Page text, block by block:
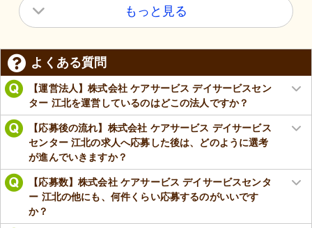
もっと見る
よくある質問
【運営法人】株式会社 ケアサービス デイサービスセン
ター 江北を運営しているのはどこの法人ですか？
【応募後の流れ】株式会社 ケアサービス デイサービス
センター 江北の求人へ応募した後は、どのように選考
が進んでいきますか？
【応募数】株式会社 ケアサービス デイサービスセンタ
ー 江北の他にも、何件くらい応募するのがいいです
か？